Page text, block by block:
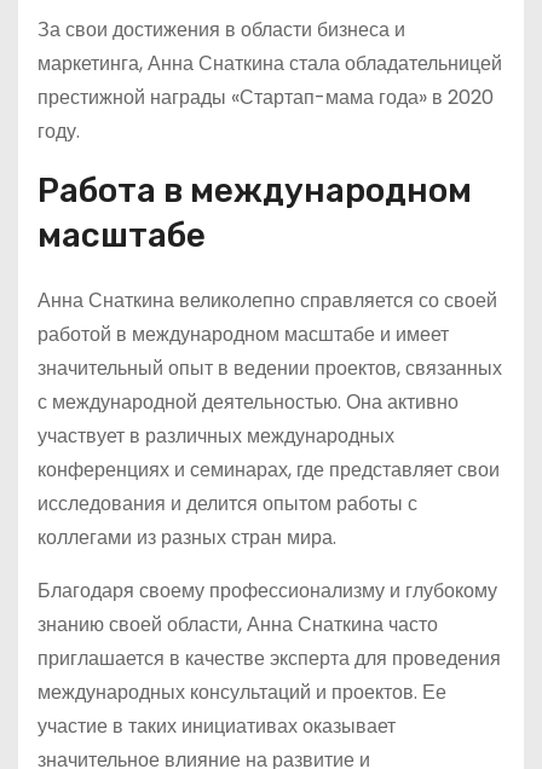
За свои достижения в области бизнеса и
маркетинга, Анна Снаткина стала обладательницей
престижной награды «Стартап-мама года» в 2020
году.
Работа в международном
масштабе
Анна Снаткина великолепно справляется со своей
работой в международном масштабе и имеет
значительный опыт в ведении проектов, связанных
с международной деятельностью. Она активно
участвует в различных международных
конференциях и семинарах, где представляет свои
исследования и делится опытом работы с
коллегами из разных стран мира.
Благодаря своему профессионализму и глубокому
знанию своей области, Анна Снаткина часто
приглашается в качестве эксперта для проведения
международных консультаций и проектов. Ее
участие в таких инициативах оказывает
значительное влияние на развитие и